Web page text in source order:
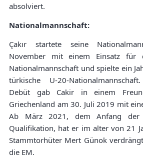
absolviert.
Nationalmannschaft:
Çakır startete seine
November mit einem Einsatz für
Nationalmannschaft und spielte ein
türkische U-20-
Debüt gab Cakir in einem
Griechenland am 30. Juli 2019 mit
Ab März 2021, dem Anfang der
Qualifikation, hat er im alter von 21
Stammtorhüter Mert Günok
die EM.